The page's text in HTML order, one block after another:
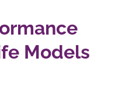
Models